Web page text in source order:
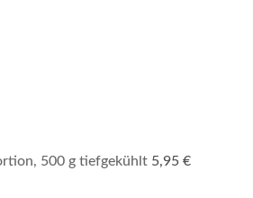
500 g tiefgekühlt 5,95 €